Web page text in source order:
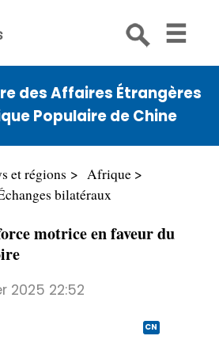
des Affaires Étrangères
Populaire de Chine
et régions
Afrique
bilatéraux
motrice en faveur du
2025 22:52
CN